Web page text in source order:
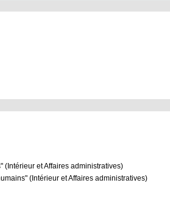
(Intérieur et Affaires administratives)
(Intérieur et Affaires administratives)